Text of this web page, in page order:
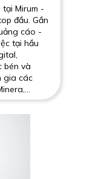
Mirum -
đầu. Gần
cáo -
tại hầu
bén và
gia các